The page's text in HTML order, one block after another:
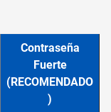
Contraseña
Fuerte
(RECOMENDADO
)